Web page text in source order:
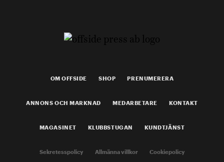
OM OFFSIDE SHOP PRENUMERERA
ANNONS OCH MARKNAD MEDARBETARE KONTAKT
MAGASINET KLUBBSTUGAN KUNDTJÄNST
Sekretesspolicy Allmänna villkor Cookiepolicy